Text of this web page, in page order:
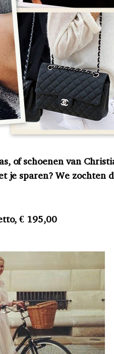
of schoenen van
je sparen? We zochten
€ 195,00